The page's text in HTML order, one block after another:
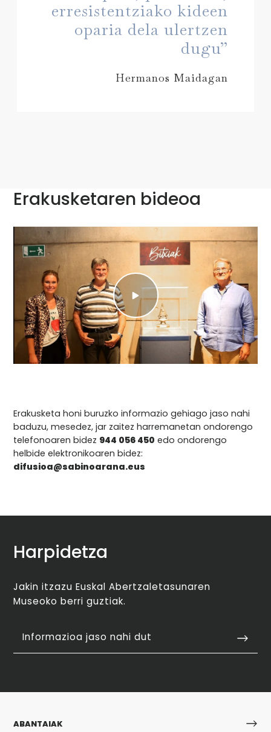
erresistentziako kideen
oparia dela ulertzen
dugu”
Hermanos Maidagan
Erakusketaren bideoa
Erakusketa honi buruzko informazio gehiago jaso nahi
baduzu, mesedez, jar zaitez harremanetan ondorengo
telefonoaren bidez 944 056 450 edo ondorengo
helbide elektronikoaren bidez:
difusioa@sabinoarana.eus
Harpidetza
Jakin itzazu Euskal Abertzaletasunaren
Museoko berri guztiak.
Informazioa jaso nahi dut
ABANTAIAK